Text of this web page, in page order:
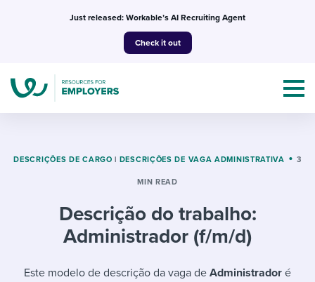
Just released: Workable’s AI Recruiting Agent
Check it out
Templates & Guides
DESCRIÇÕES DE CARGO | DESCRIÇÕES DE VAGA ADMINISTRATIVA 3
MIN READ
Descrição do trabalho:
Administrador (f/m/d)
Este modelo de descrição da vaga de Administrador é